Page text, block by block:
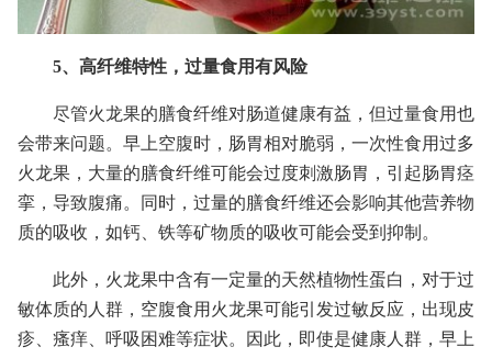
5、高纤维特性，过量食用有风险
尽管火龙果的膳食纤维对肠道健康有益，但过量食用也
会带来问题。早上空腹时，肠胃相对脆弱，一次性食用过多
火龙果，大量的膳食纤维可能会过度刺激肠胃，引起肠胃痉
挛，导致腹痛。同时，过量的膳食纤维还会影响其他营养物
质的吸收，如钙、铁等矿物质的吸收可能会受到抑制。
此外，火龙果中含有一定量的天然植物性蛋白，对于过
敏体质的人群，空腹食用火龙果可能引发过敏反应，出现皮
疹、瘙痒、呼吸困难等症状。因此，即使是健康人群，早上